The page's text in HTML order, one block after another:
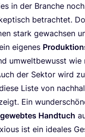
in der Bran­che
betrach­tet.
stark gewach­sen
eige­nes
umwelt­be­wusst wie
der Sek­tor wird
Lis­te von
Ein
geweb­tes Hand­tuch
ist ein idea­les